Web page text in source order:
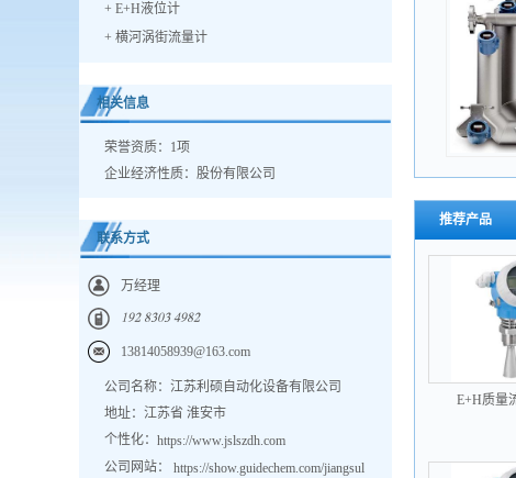
+ E+H液位计
+ 横河涡街流量计
相关信息
荣誉资质：1项
企业经济性质：股份有限公司
联系方式
万经理
𐀍𐀓𐀑 𐀒𐀏𐀐𐀏 𐀗𐀓𐀒𐀑
13814058939@163.com
公司名称：江苏利硕自动化设备有限公司
地址：江苏省 淮安市
个性化： https://www.jslszdh.com
公司网站： https://show.guidechem.com/jiangsul
推荐产品
E+H质量